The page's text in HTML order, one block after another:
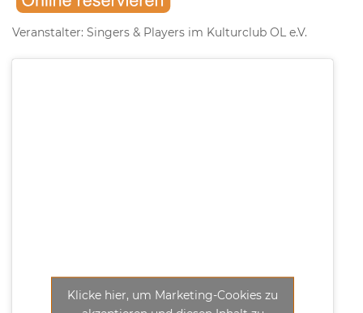
Veranstalter: Singers & Players im Kulturclub OL e.V.
Klicke hier, um Marketing-Cookies zu